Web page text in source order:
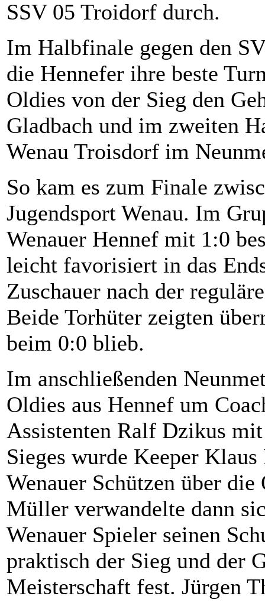
SSV 05 Troidorf durch.
Im Halbfinale gegen den
die Hennefer ihre beste
Oldies von der Sieg den
Gladbach und im zweiten
Wenau Troisdorf im
So kam es zum Finale
Jugendsport Wenau. Im
Wenauer Hennef mit 1:0
leicht favorisiert in das
Zuschauer nach der
Beide Torhüter zeigten
beim 0:0 blieb.
Im anschließenden
Oldies aus Hennef um
Assistenten Ralf Dzikus
Sieges wurde Keeper
Wenauer Schützen über
Müller verwandelte dann
Wenauer Spieler seinen
praktisch der Sieg und der
Meisterschaft fest. Jürgen